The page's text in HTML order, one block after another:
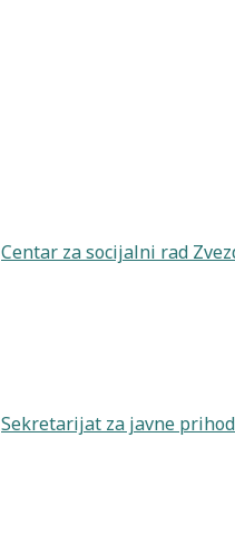
Centar za socijalni rad
Sekretarijat za javne